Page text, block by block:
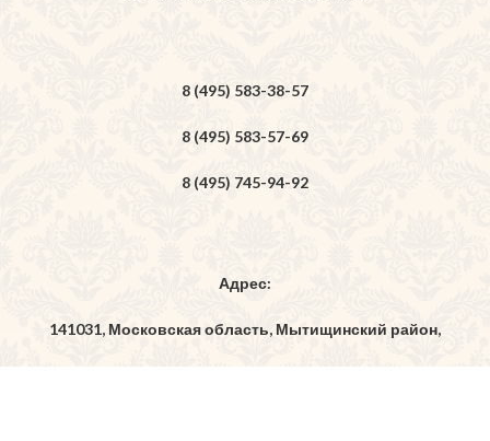
8 (495) 583-38-57
8 (495) 583-57-69
8 (495) 745-94-92
Адрес:
141031, Московская область, Мытищинский район,